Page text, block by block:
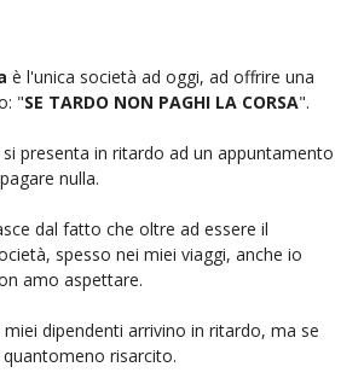
è l'unica società ad oggi, ad offrire una
"SE TARDO NON PAGHI LA CORSA".
presenta in ritardo ad un appuntamento
nulla.
dal fatto che oltre ad essere il
spesso nei miei viaggi, anche io
amo aspettare.
miei dipendenti arrivino in ritardo, ma se
risarcito.